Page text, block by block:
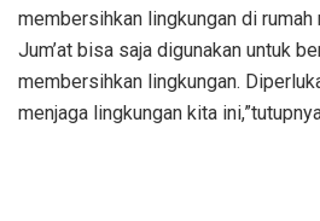
membersihkan lingkungan di rumah
Jum’at bisa saja digunakan untuk
membersihkan lingkungan.
menjaga lingkungan kita